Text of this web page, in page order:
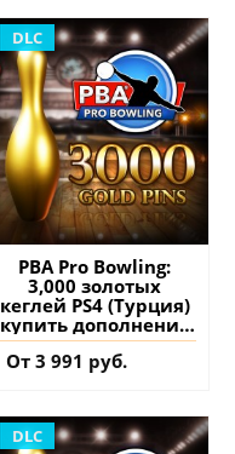
DLC
PBA Pro Bowling:
3,000 золотых
кеглей PS4 (Турция)
купить дополнение
на аккаунт
От 3 991 руб.
DLC